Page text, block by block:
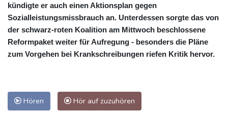
kündigte er auch einen Aktionsplan gegen
Sozialleistungsmissbrauch an. Unterdessen sorgte das von
der schwarz-roten Koalition am Mittwoch beschlossene
Reformpaket weiter für Aufregung - besonders die Pläne
zum Vorgehen bei Krankschreibungen riefen Kritik hervor.
Hören Hör auf zuzuhören